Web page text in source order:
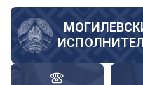
Перейти
основному
содержанию